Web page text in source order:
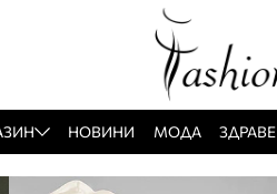
НОВИНИ МОДА ЗДРАВЕ